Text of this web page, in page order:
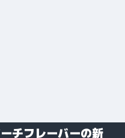
チフレーバーの新